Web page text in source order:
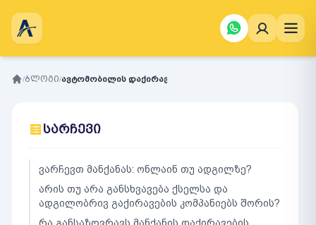
/ბლოგი/ავტომობილის დაქირავება საზღვარგარეთ: სას...
სარჩევი
ვარჩევთ მანქანას: ონლაინ თუ ადგილზე?
არის თუ არა განსხვავება ქსელსა და
ადგილობრივ გაქირავების კომპანიებს შორის?